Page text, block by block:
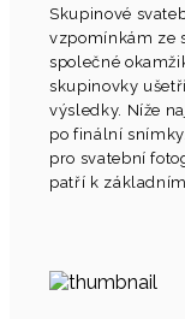
Skupinové
vzpomínkám ze
společné
skupinovky
výsledky. Níže
po finální
pro svatební
patří k